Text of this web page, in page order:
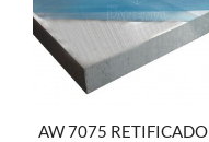
AW 7075 RETIFICADO